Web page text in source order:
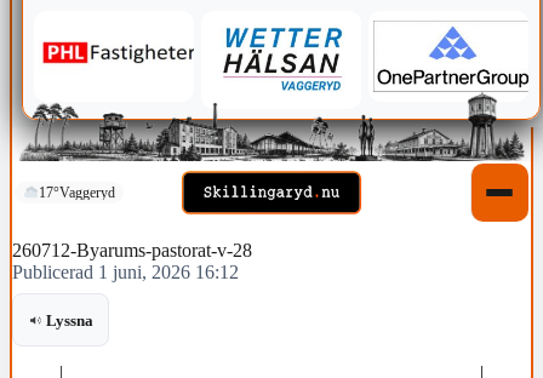
17°Vaggeryd
260712-Byarums-pastorat-v-28
Publicerad 1 juni, 2026 16:12
Lyssna